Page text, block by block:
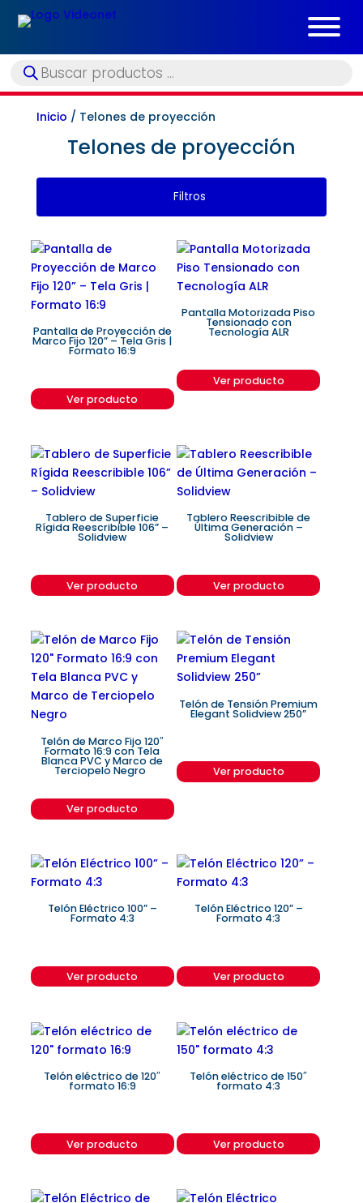
Búsqueda
de
Inicio / Telones de proyección
Telones de proyección
Filtros
Pantalla de Proyección de
Marco Fijo 120” – Tela Gris |
Formato 16:9
Ver producto
Pantalla Motorizada Piso
Tensionado con
Tecnología ALR
Ver producto
Tablero de Superficie
Rígida Reescribible 106” –
Solidview
Ver producto
Tablero Reescribible de
Última Generación –
Solidview
Ver producto
Telón de Marco Fijo 120″
Formato 16:9 con Tela
Blanca PVC y Marco de
Terciopelo Negro
Ver producto
Telón de Tensión Premium
Elegant Solidview 250”
Ver producto
Telón Eléctrico 100” –
Formato 4:3
Ver producto
Telón Eléctrico 120” –
Formato 4:3
Ver producto
Telón eléctrico de 120″
formato 16:9
Ver producto
Telón eléctrico de 150″
formato 4:3
Ver producto